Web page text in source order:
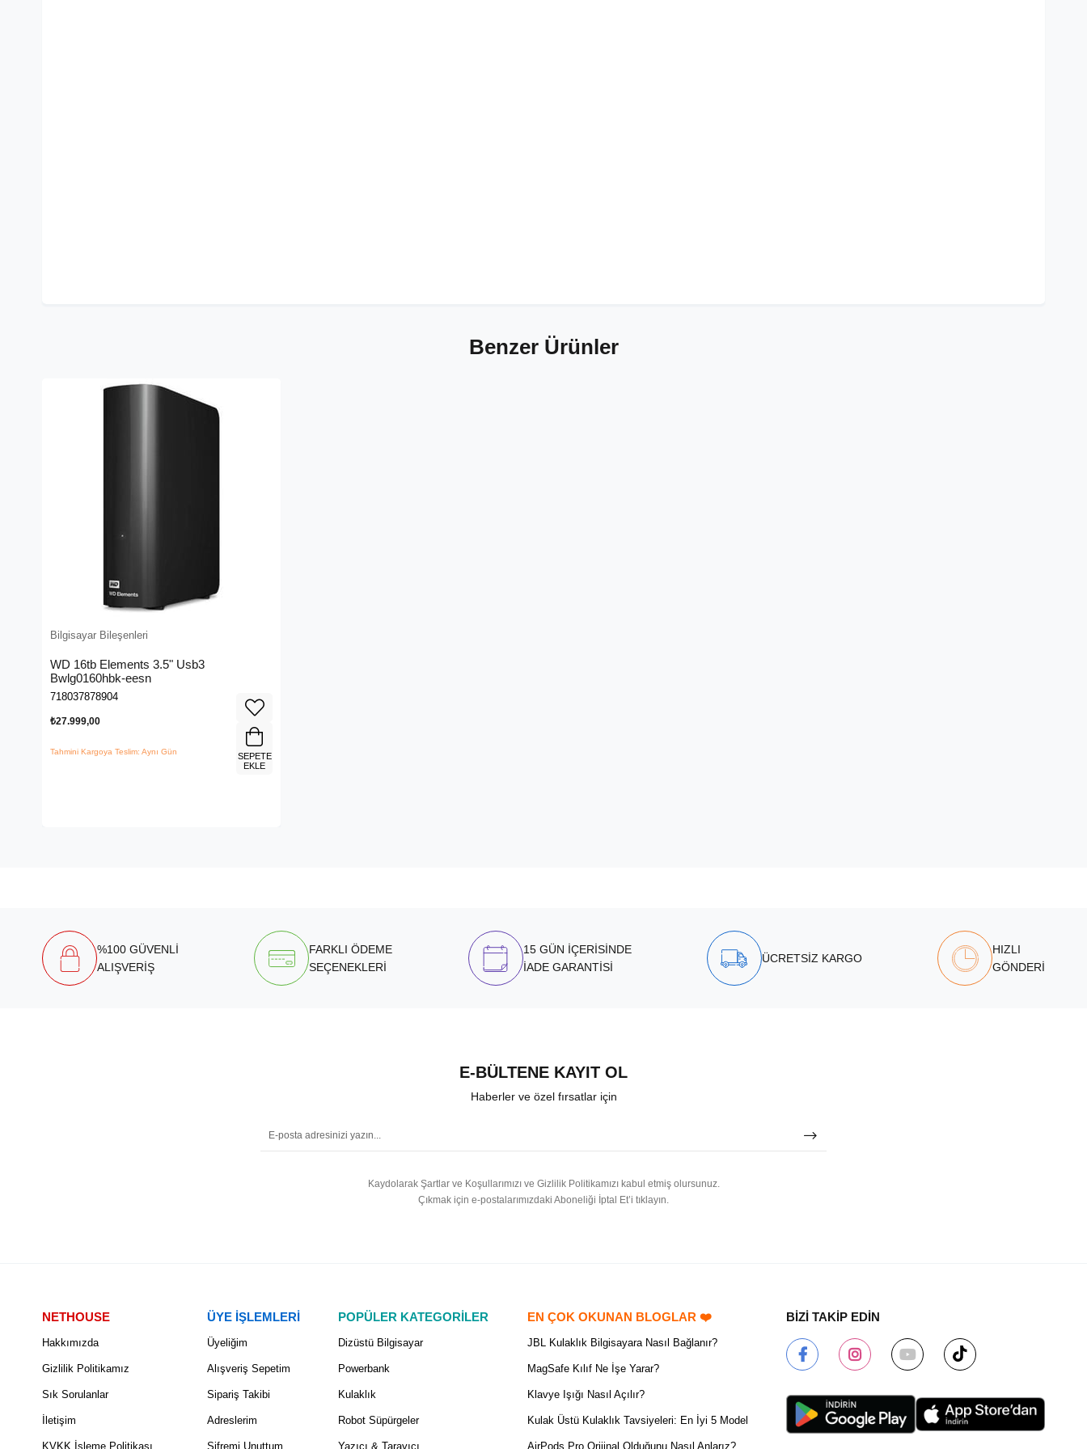
Benzer Ürünler
Bilgisayar Bileşenleri
WD 16tb Elements 3.5" Usb3
Bwlg0160hbk-eesn
718037878904
₺27.999,00
Tahmini Kargoya Teslim: Aynı Gün
SEPETE
EKLE
%100 GÜVENLİ
ALIŞVERİŞ
FARKLI ÖDEME
SEÇENEKLERİ
15 GÜN İÇERİSİNDE
İADE GARANTİSİ
ÜCRETSİZ KARGO
HIZLI
GÖNDERİ
E-BÜLTENE KAYIT OL
Haberler ve özel fırsatlar için
Kaydolarak Şartlar ve Koşullarımızı ve Gizlilik Politikamızı kabul etmiş olursunuz.
Çıkmak için e-postalarımızdaki Aboneliği İptal Et’i tıklayın.
NETHOUSE
Hakkımızda
Gizlilik Politikamız
Sık Sorulanlar
İletişim
KVKK İşleme Politikası
ÜYE İŞLEMLERİ
Üyeliğim
Alışveriş Sepetim
Sipariş Takibi
Adreslerim
Şifremi Unuttum
POPÜLER KATEGORİLER
Dizüstü Bilgisayar
Powerbank
Kulaklık
Robot Süpürgeler
Yazıcı & Tarayıcı
EN ÇOK OKUNAN BLOGLAR ❤️
JBL Kulaklık Bilgisayara Nasıl Bağlanır?
MagSafe Kılıf Ne İşe Yarar?
Klavye Işığı Nasıl Açılır?
Kulak Üstü Kulaklık Tavsiyeleri: En İyi 5 Model
AirPods Pro Orijinal Olduğunu Nasıl Anlarız?
BİZİ TAKİP EDİN